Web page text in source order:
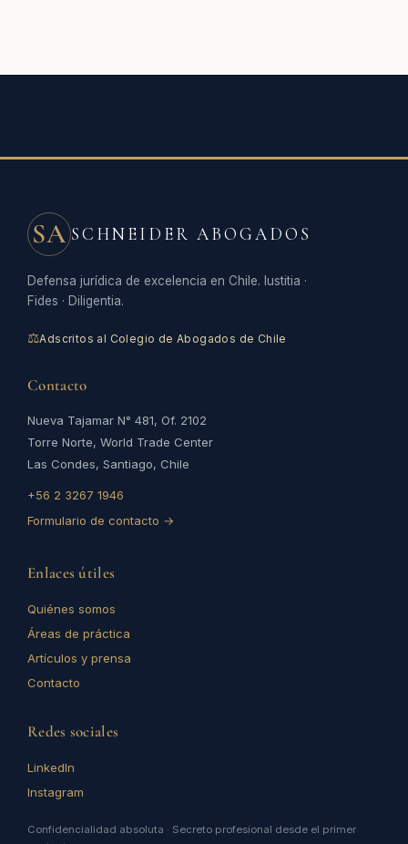
SA SCHNEIDER ABOGADOS
Defensa jurídica de excelencia en Chile. Iustitia ·
Fides · Diligentia.
⚖Adscritos al Colegio de Abogados de Chile
Contacto
Nueva Tajamar N° 481, Of. 2102
Torre Norte, World Trade Center
Las Condes, Santiago, Chile
+56 2 3267 1946
Formulario de contacto →
Enlaces útiles
Quiénes somos
Áreas de práctica
Artículos y prensa
Contacto
Redes sociales
LinkedIn
Instagram
Confidencialidad absoluta · Secreto profesional desde el primer